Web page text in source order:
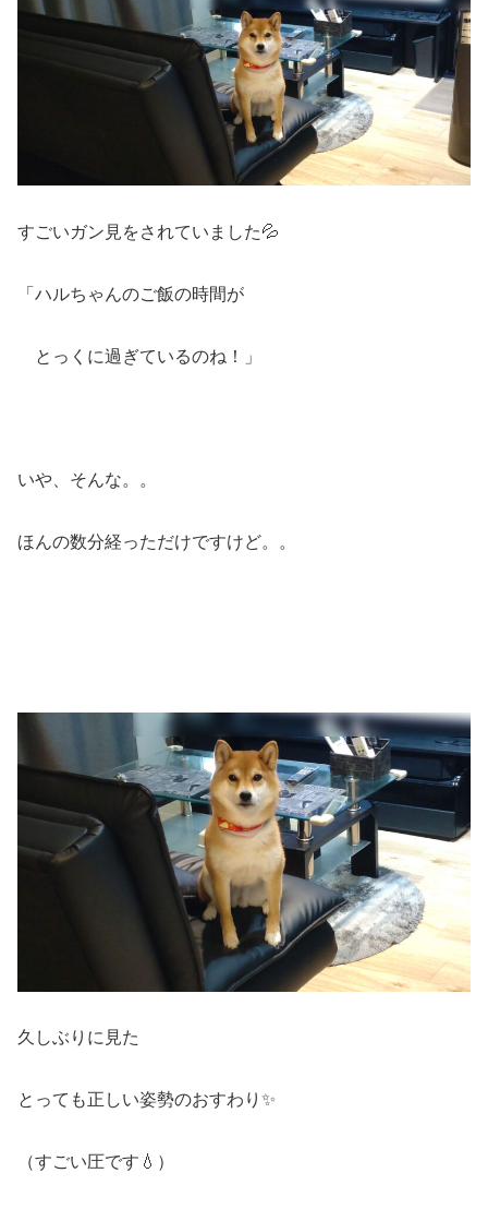
すごいガン見をされていました💦
「ハルちゃんのご飯の時間が
とっくに過ぎているのね！」
いや、そんな。。
ほんの数分経っただけですけど。。
久しぶりに見た
とっても正しい姿勢のおすわり✨
（すごい圧です💧）